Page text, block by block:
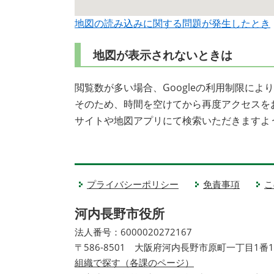
地図の読み込みに関する問題が発生したとき
地図が表示されないときは
閲覧数が多い場合、Googleの利用制限によ
そのため、時間を空けてから再度アクセス
サイトや地図アプリにて検索いただきます
プライバシーポリシー 免責事項
河内長野市役所
法人番号：6000020272167
〒586-8501 大阪府河内長野市原町一丁目1番
組織で探す（各課のページ）